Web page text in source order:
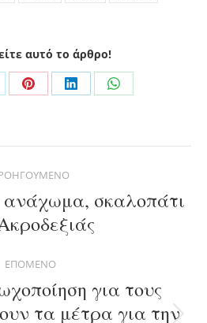
αυτό το άρθρο!
Share
Pinterest
Share
LinkedIn
Share
WhatsApp
Previous
post:
σκαλοπάτι
ΕΠΌΜΕΝΟ
για τους
τα μέτρα για την